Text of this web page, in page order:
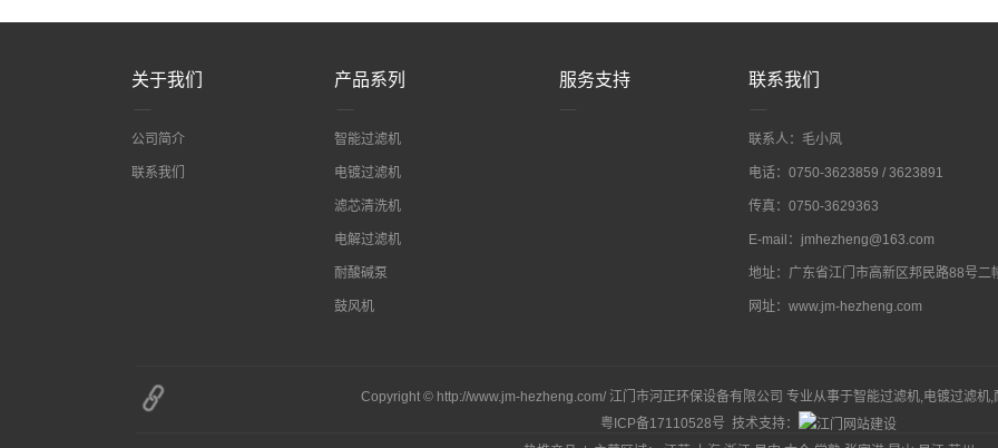
关于我们
公司简介
联系我们
产品系列
智能过滤机
电镀过滤机
滤芯清洗机
电解过滤机
耐酸碱泵
鼓风机
服务支持 联系我们
联系人：毛小凤
电话：0750-3623859 / 3623891
传真：0750-3629363
E-mail：jmhezheng@163.com
地址：广东省江门市高新区邦民路88号二
网址：www.jm-hezheng.com
Copyright © http://www.jm-hezheng.com/ 江门市河正环保设备有限公司 专业从事于智能过滤机,电镀过滤机,
粤ICP备17110528号 技术支持：